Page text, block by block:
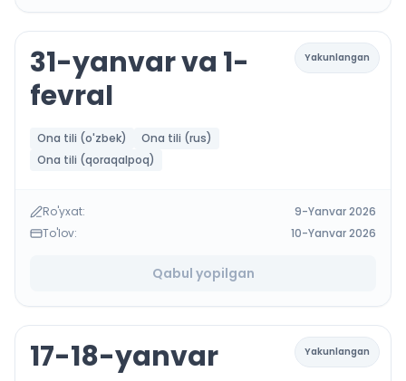
Yakunlangan
31-yanvar va 1-
fevral
Ona tili (o'zbek)
Ona tili (rus)
Ona tili (qoraqalpoq)
Ro'yxat:
9-Yanvar 2026
To'lov:
10-Yanvar 2026
Qabul yopilgan
Yakunlangan
17-18-yanvar